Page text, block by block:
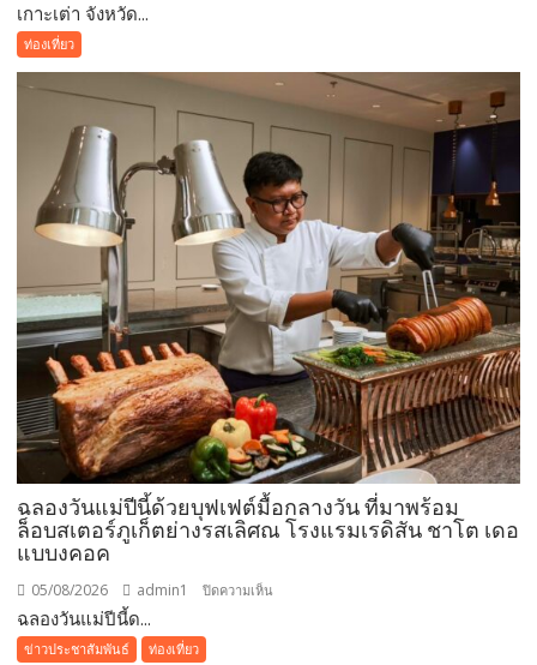
ต้อนรับ
นัก
ท่อง
หยุด
ยาว
ที่
ผ่าน
มา
ชู
ผล
สำเร็จ
การ
อนุรักษ์
ทะเล
จาก
เกาะเต่า จังหวัด...
ท่องเที่ยว
ฉลองวันแม่ปีนี้ด้วยบุฟเฟต์มื้อกลางวัน ที่มาพร้อม
ล็อบสเตอร์ภูเก็ตย่างรสเลิศณ โรงแรมเรดิสัน ชาโต เดอ
แบบงคอค
05/08/2026 admin1 ปิดความเห็น
ฉลองวันแม่ปีนี้ด...
ข่าวประชาสัมพันธ์ ท่องเที่ยว